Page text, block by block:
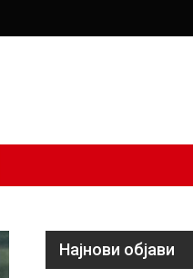
Најнови објави